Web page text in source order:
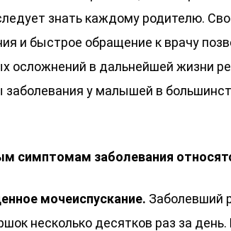
знать каждому родителю.
и быстрое обращение к врачу
осложнений в дальнейшей жизни
у малышей в
симптомам заболевания
мочеиспускание. Заболевший
несколько десятков раз за